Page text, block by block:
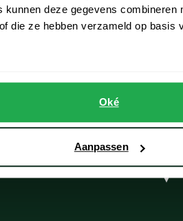
kunnen deze gegevens combineren
die ze hebben verzameld op basis
Oké
Aanpassen